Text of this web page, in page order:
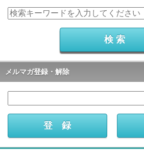
メルマガ登録・解除